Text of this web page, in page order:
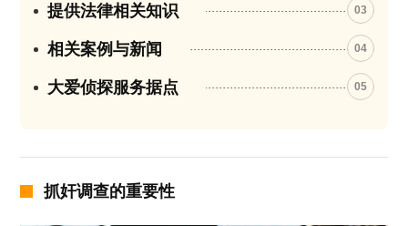
提供法律相关知识 03
相关案例与新闻 04
大爱侦探服务据点 05
抓奸调查的重要性